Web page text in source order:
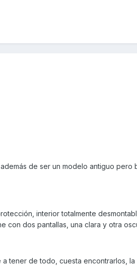
de ser un modelo antiguo pero
interior totalmente
con dos pantallas, una clara y otra
tener de todo, cuesta encontrarlos, la